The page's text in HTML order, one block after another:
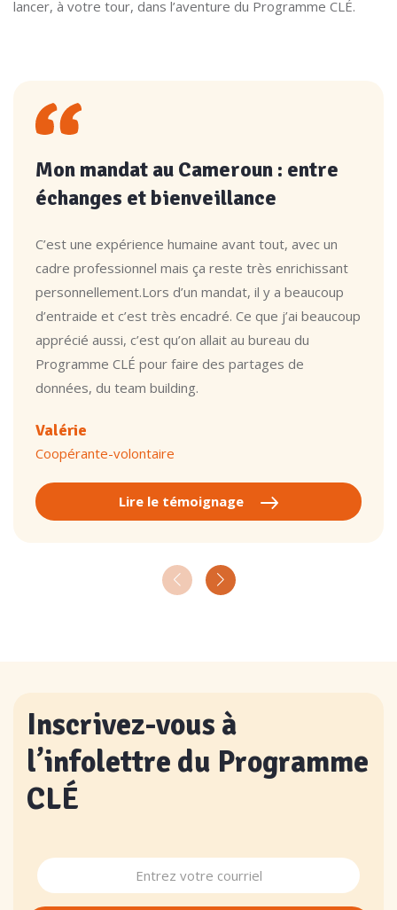
lancer, à votre tour, dans l’aventure du Programme CLÉ.
Mon mandat au Cameroun : entre
échanges et bienveillance
C’est une expérience humaine avant tout, avec un
cadre professionnel mais ça reste très enrichissant
personnellement.Lors d’un mandat, il y a beaucoup
d’entraide et c’est très encadré. Ce que j’ai beaucoup
apprécié aussi, c’est qu’on allait au bureau du
Programme CLÉ pour faire des partages de
données, du team building.
Valérie
Coopérante-volontaire
Lire le témoignage
Inscrivez-vous à
l’infolettre du Programme
CLÉ